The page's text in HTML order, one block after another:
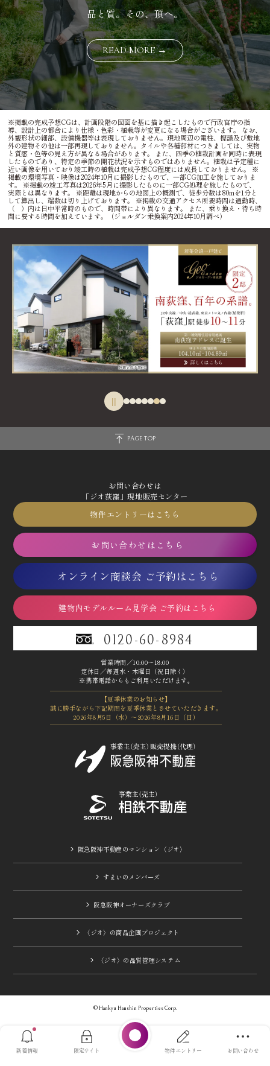
新着情報 限定サイト 物件エントリー お問い合わせ
品と質。その、頂へ。
READ MORE →
※掲載の完成予想CGは、計画段階の図面を基に描き起こしたもので行政官庁の指
導、設計上の都合により仕様・色彩・植栽等が変更になる場合がございます。 なお、
外観形状の細部、設備機器等は表現しておりません。現地周辺の電柱、標識及び敷地
外の建物その他は一部再現しておりません。タイルや各種部材につきましては、実物
と質感・色等の見え方が異なる場合があります。 また、四季の植栽計画を同時に表現
したものであり、特定の季節の開花状況を示すものではありません。植栽は予定種に
近い画像を用いており竣工時の植栽は完成予想CG程度には成長しておりません。 ※
掲載の環境写真・映像は2024年10月に撮影したもので、⼀部CG加⼯を施しておりま
す。 ※掲載の竣工写真は2026年5月に撮影したものに一部CG処理を施したもので、
実際とは異なります。 ※距離は現地からの地図上の概測で、徒歩分数は80mを1分と
して算出し、端数は切り上げております。 ※掲載の交通アクセス所要時間は通勤時、
（ ）内は日中平常時のもので、時間帯により異なります。 また、乗り換え・待ち時
間に要する時間を加えています。（ジョルダン乗換案内2024年10月調べ）
||
PAGE TOP
お問い合わせは
「ジオ荻窪」現地販売センター
物件エントリーはこちら
お問い合わせはこちら
オンライン商談会 ご予約はこちら
建物内モデルルーム見学会 ご予約はこちら
0120-60-8984
営業時間／10:00～18:00
定休日／毎週水・木曜日（祝日除く）
※携帯電話からもご利用いただけます｡
【夏季休業のお知らせ】
誠に勝手ながら下記期間を夏季休業とさせていただきます。
2026年8月5日（水）～2026年8月16日（日）
阪急阪神不動産のマンション〈ジオ〉
すまいのメンバーズ
阪急阪神オーナーズクラブ
〈ジオ〉の商品企画プロジェクト
〈ジオ〉の品質管理システム
© Hankyu Hanshin Properties Corp.